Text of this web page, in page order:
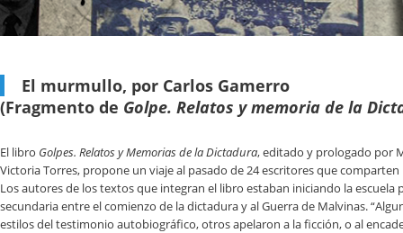
El murmullo, por Carlos Gamerro
(Fragmento de Golpe. Relatos y memoria de la
El libro Golpes. Relatos y Memorias de la Dictadura, editado y prologado por
Victoria Torres, propone un viaje al pasado de 24 escritores que
Los autores de los textos que integran el libro estaban iniciando la
secundaria entre el comienzo de la dictadura y al Guerra de Malvinas.
estilos del testimonio autobiográfico, otros apelaron a la ficción, o al